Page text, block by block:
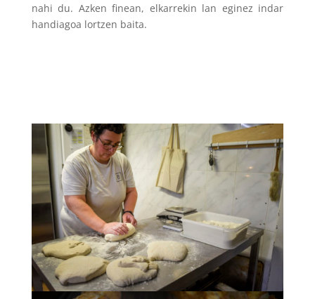
nahi du. Azken finean, elkarrekin lan eginez indar
handiagoa lortzen baita.